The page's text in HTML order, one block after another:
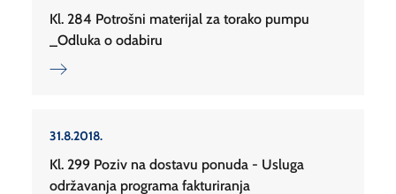
Kl. 284 Potrošni materijal za torako pumpu
_Odluka o odabiru
31.8.2018.
Kl. 299 Poziv na dostavu ponuda - Usluga
održavanja programa fakturiranja